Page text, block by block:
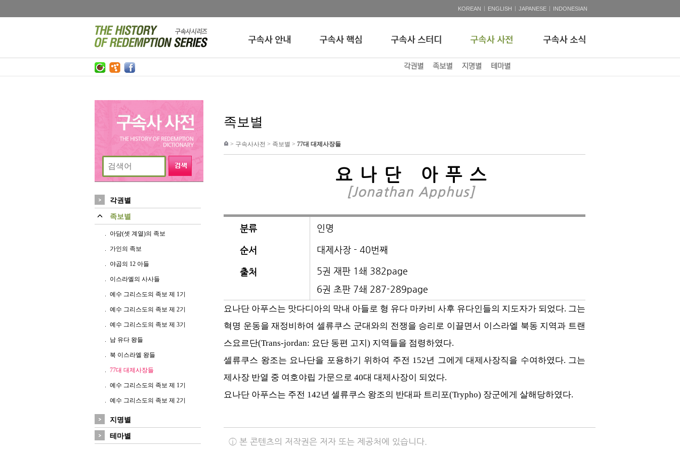
KOREAN | ENGLISH | JAPANESE | INDONESIAN
각권별
족보별
아담(셋 계열)의 족보
가인의 족보
야곱의 12 아들
이스라엘의 사사들
예수 그리스도의 족보 제 1기
예수 그리스도의 족보 제 2기
예수 그리스도의 족보 제 3기
남 유다 왕들
북 이스라엘 왕들
77대 대제사장들
예수 그리스도의 족보 제 1기
예수 그리스도의 족보 제 2기
지명별
테마별
족보별
> 구속사사전 > 족보별 > 77대 대제사장들
요나단 아푸스
[Jonathan Apphus]
분류 인명
순서 대제사장 - 40번째
출처
5권 재판 1쇄 382page
6권 초판 7쇄 287-289page
요나단 아푸스는 맛다디아의 막내 아들로 형 유다 마카비 사후 유다인들의 지도자가 되었다. 그는
혁명 운동을 재정비하여 셀류쿠스 군대와의 전쟁을 승리로 이끌면서 이스라엘 북동 지역과 트랜
스요르단(Trans-jordan: 요단 동편 고지) 지역들을 점령하였다.
셀류쿠스 왕조는 요나단을 포용하기 위하여 주전 152년 그에게 대제사장직을 수여하였다. 그는
제사장 반열 중 여호야립 가문으로 40대 대제사장이 되었다.
요나단 아푸스는 주전 142년 셀류쿠스 왕조의 반대파 트리포(Trypho) 장군에게 살해당하였다.
ⓘ 본 콘텐츠의 저작권은 저자 또는 제공처에 있습니다.